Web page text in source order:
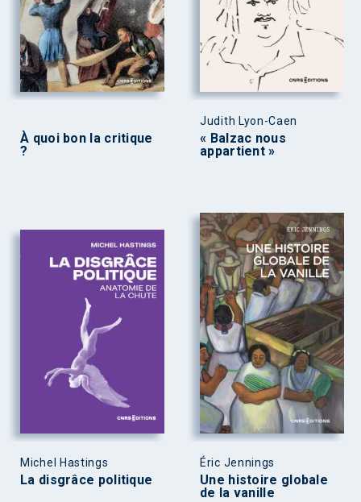
À quoi bon la critique
?
Judith Lyon-Caen
« Balzac nous
appartient »
Michel Hastings
La disgrâce politique
Éric Jennings
Une histoire globale
de la vanille